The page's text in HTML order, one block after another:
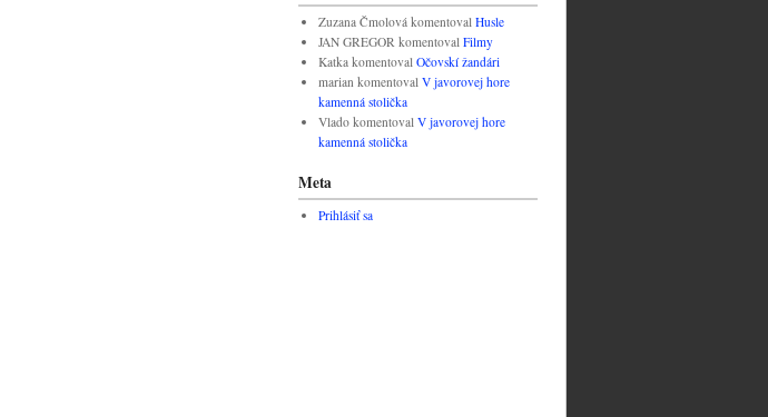
Zuzana Čmolová komentoval Husle
JAN GREGOR komentoval Filmy
Katka komentoval Očovskí žandári
marian komentoval V javorovej hore
kamenná stolička
Vlado komentoval V javorovej hore
kamenná stolička
Meta
Prihlásiť sa